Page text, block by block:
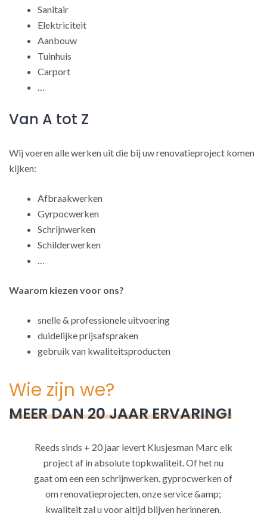
Sanitair
Elektriciteit
Aanbouw
Tuinhuis
Carport
…
Van A tot Z
Wij voeren alle werken uit die bij uw renovatieproject komen
kijken:
Afbraakwerken
Gyrpocwerken
Schrijnwerken
Schilderwerken
…
Waarom kiezen voor ons?
snelle & professionele uitvoering
duidelijke prijsafspraken
gebruik van kwaliteitsproducten
Wie zijn we?
MEER DAN 20 JAAR ERVARING!
Reeds sinds + 20 jaar levert Klusjesman Marc elk
project af in absolute topkwaliteit. Of het nu
gaat om een een schrijnwerken, gyprocwerken of
om renovatieprojecten, onze service &amp;
kwaliteit zal u voor altijd blijven herinneren.